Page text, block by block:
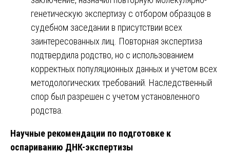
генетическую экспертизу с отбором образцов в
судебном заседании в присутствии всех
заинтересованных лиц. Повторная экспертиза
подтвердила родство, но с использованием
корректных популяционных данных и учетом всех
методологических требований. Наследственный
спор был разрешен с учетом установленного
родства.
Научные рекомендации по подготовке к
оспариванию ДНК-экспертизы